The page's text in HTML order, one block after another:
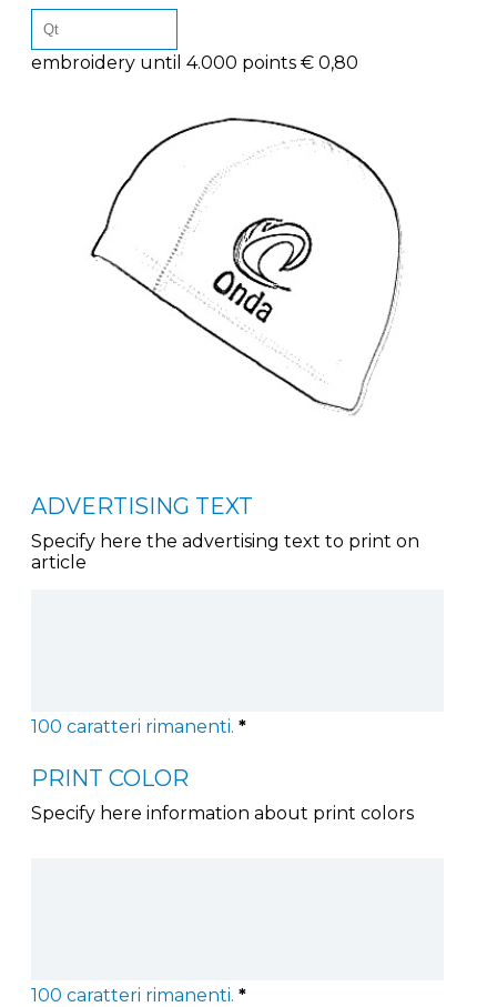
embroidery until 4.000 points € 0,80
ADVERTISING TEXT
Specify here the advertising text to print on
article
100 caratteri rimanenti. *
PRINT COLOR
Specify here information about print colors
100 caratteri rimanenti. *